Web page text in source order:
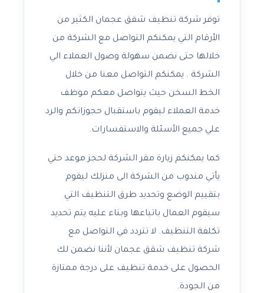
توفر شركة تنظيف شقق عجمان الكثير من
الأرقام التي يمكنكم التواصل مع الشركة من
خلالها حتى نضمن سهولة وصول العملاء الي
الشركة . يمكنكم التواصل معنا من خلال
الخط السخن حيث يتواصل معكم موظف
خدمة العملاء ليقوم باستقبال حجوزاتكم والرد
علي جميع الأسئلة والاستفسارات.
كما يمكنكم زيارة مقر الشركة لحجز موعد حتي
يأتي مندوب من الشركة الى منزلك ليقوم
بتقييم الوضع وتحديد طرق التنظيف التي
سيقوم العمال باتباعها وبناء عليه يتم تحديد
تكلفة التنظيف. لا تتردد في التواصل مع
شركة تنظيف شقق عجمان لأننا نضمن لك
الحصول على خدمة تنظيف على درجة ممتازة
من الجودة.